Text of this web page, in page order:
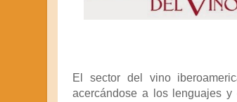
El sector del vino
acercándose a los lenguajes